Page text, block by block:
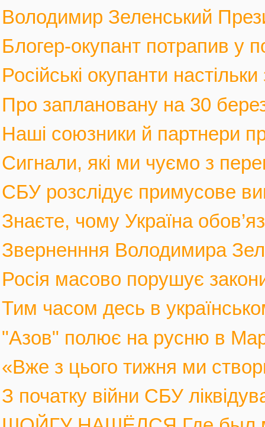
Володимир Зеленський
Блогер-окупант потрапив у
Російські окупанти
Про заплановану на 30
Наші союзники й партнери
Сигнали, які ми чуємо з
СБУ розслідує примусове
Знаєте, чому Україна
Зверненння Володимира
Росія масово порушує
Тим часом десь в
"Азов" полює на русню в
«Вже з цього тижня ми
З початку війни СБУ